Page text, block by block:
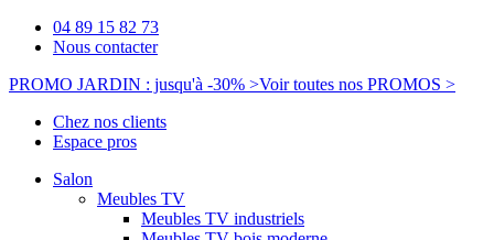
04 89 15 82 73
Nous contacter
PROMO JARDIN : jusqu'à -30% >Voir toutes nos PROMOS >
Chez nos clients
Espace pros
Salon
Meubles TV
Meubles TV industriels